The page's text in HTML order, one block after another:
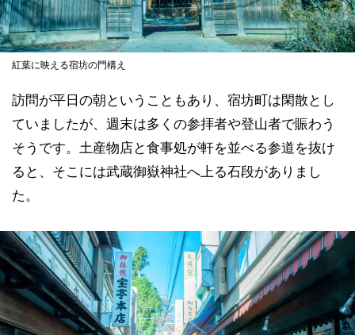
紅葉に映える宿坊の門構え
訪問が平日の朝ということもあり、宿坊町は閑散とし
ていましたが、週末は多くの参拝者や登山者で賑わう
そうです。土産物店と食事処が軒を並べる参道を抜け
ると、そこには武蔵御嶽神社へ上る石段がありまし
た。